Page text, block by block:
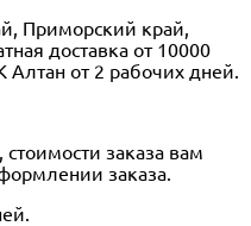
Приморский край,
доставка от 10000
от 2 рабочих дней.
заказа вам
заказа.